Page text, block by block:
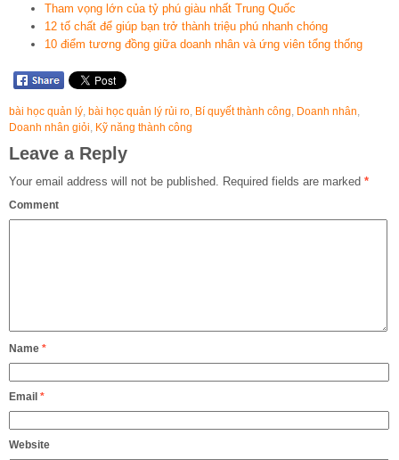
Tham vọng lớn của tỷ phú giàu nhất Trung Quốc
12 tố chất để giúp bạn trở thành triệu phú nhanh chóng
10 điểm tương đồng giữa doanh nhân và ứng viên tổng thống
bài học quản lý bài học quản lý rủi ro Bí quyết thành công Doanh nhân
Doanh nhân giỏi Kỹ năng thành công
Leave a Reply
Your email address will not be published. Required fields are marked *
Comment
Name *
Email *
Website